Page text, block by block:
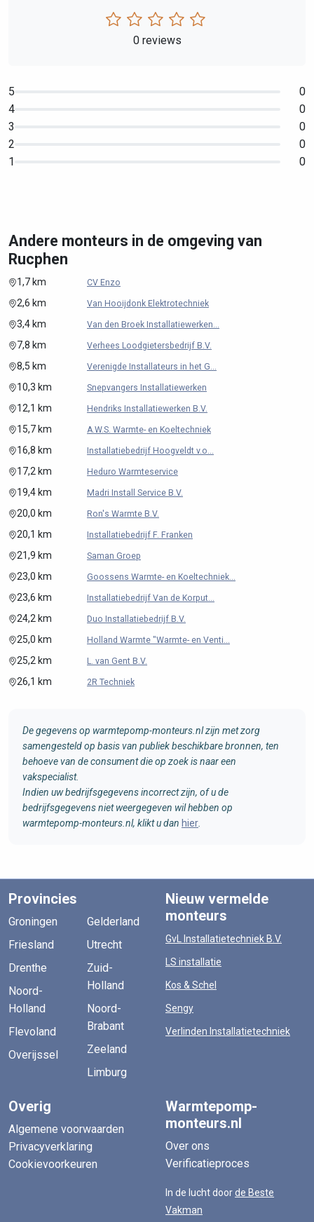
0 reviews
5
0
4
0
3
0
2
0
1
0
Andere monteurs in de omgeving van
Rucphen
1,7 km CV Enzo
2,6 km Van Hooijdonk Elektrotechniek
3,4 km Van den Broek Installatiewerken...
7,8 km Verhees Loodgietersbedrijf B.V.
8,5 km Verenigde Installateurs in het G...
10,3 km Snepvangers Installatiewerken
12,1 km Hendriks Installatiewerken B.V.
15,7 km A.W.S. Warmte- en Koeltechniek
16,8 km Installatiebedrijf Hoogveldt v.o...
17,2 km Heduro Warmteservice
19,4 km Madri Install Service B.V.
20,0 km Ron's Warmte B.V.
20,1 km Installatiebedrijf F. Franken
21,9 km Saman Groep
23,0 km Goossens Warmte- en Koeltechniek...
23,6 km Installatiebedrijf Van de Korput...
24,2 km Duo Installatiebedrijf B.V.
25,0 km Holland Warmte "Warmte- en Venti...
25,2 km L. van Gent B.V.
26,1 km 2R Techniek
De gegevens op warmtepomp-monteurs.nl zijn met zorg
samengesteld op basis van publiek beschikbare bronnen, ten
behoeve van de consument die op zoek is naar een
vakspecialist.
Indien uw bedrijfsgegevens incorrect zijn, of u de
bedrijfsgegevens niet weergegeven wil hebben op
warmtepomp-monteurs.nl, klikt u dan hier
Provincies
Groningen
Friesland
Drenthe
Noord-
Holland
Flevoland
Overijssel
Gelderland
Utrecht
Zuid-
Holland
Noord-
Brabant
Zeeland
Limburg
Nieuw vermelde
monteurs
GvL Installatietechniek B.V.
LS installatie
Kos & Schel
Sengy
Verlinden Installatietechniek
Overig
Algemene voorwaarden
Privacyverklaring
Cookievoorkeuren
Warmtepomp-
monteurs.nl
Over ons
Verificatieproces
In de lucht doorde Beste
Vakman